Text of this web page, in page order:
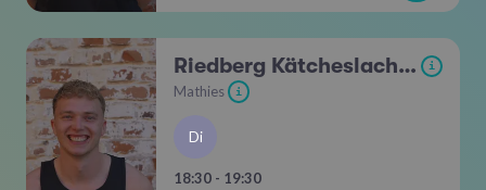
Riedberg Kätcheslachpark i
Mathies i
Di
18:30 - 19:30